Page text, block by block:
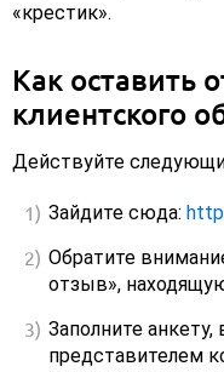
«крестик».
Как оставить
клиентского
Действуйте
Зайдите сюда:
Обратите
отзыв»,
Заполните
представителем